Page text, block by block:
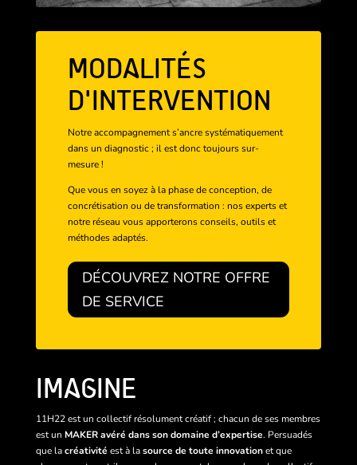
MODALITÉS
D'INTERVENTION
Notre accompagnement s’ancre systématiquement
dans un diagnostic ; il est donc toujours sur-
mesure !
Que vous en soyez à la phase de conception, de
concrétisation ou de transformation : nos experts et
notre réseau vous apporterons conseils, outils et
méthodes adaptés.
DÉCOUVREZ NOTRE OFFRE
DE SERVICE
IMAGINE
11H22 est un collectif résolument créatif ; chacun de ses membres
est un MAKER avéré dans son domaine d’expertise. Persuadés
que lacréativité est à lasource de toute innovationet que